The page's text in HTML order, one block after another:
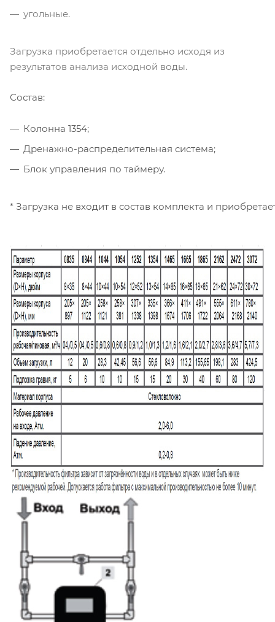
угольные.
Загрузка приобретается отдельно исходя из
результатов анализа исходной воды.
Состав:
Колонна 1354;
Дренажно-распределительная система;
Блок управления по таймеру.
* Загрузка не входит в состав комплекта и